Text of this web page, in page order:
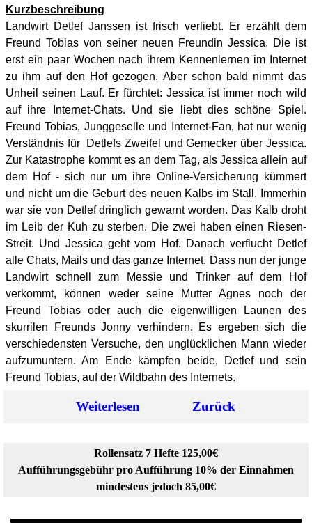
Kurzbeschreibung
Landwirt Detlef Janssen ist frisch verliebt. Er erzählt dem
Freund Tobias von seiner neuen Freundin Jessica. Die ist
erst ein paar Wochen nach ihrem Kennenlernen im Internet
zu ihm auf den Hof gezogen. Aber schon bald nimmt das
Unheil seinen Lauf. Er fürchtet: Jessica ist immer noch wild
auf ihre Internet-Chats. Und sie liebt dies schöne Spiel.
Freund Tobias, Junggeselle und Internet-Fan, hat nur wenig
Verständnis für Detlefs Zweifel und Gemecker über Jessica.
Zur Katastrophe kommt es an dem Tag, als Jessica allein auf
dem Hof - sich nur um ihre Online-Versicherung kümmert
und nicht um die Geburt des neuen Kalbs im Stall. Immerhin
war sie von Detlef dringlich gewarnt worden. Das Kalb droht
im Leib der Kuh zu sterben. Die zwei haben einen Riesen-
Streit. Und Jessica geht vom Hof. Danach verflucht Detlef
alle Chats, Mails und das ganze Internet. Dass nun der junge
Landwirt schnell zum Messie und Trinker auf dem Hof
verkommt, können weder seine Mutter Agnes noch der
Freund Tobias oder auch die eigenwilligen Launen des
skurrilen Freunds Jonny verhindern. Es ergeben sich die
verschiedensten Versuche, den unglücklichen Mann wieder
aufzumuntern. Am Ende kämpfen beide, Detlef und sein
Freund Tobias, auf der Wildbahn des Internets.
Weiterlesen Zurück
Rollensatz 7 Hefte 125,00€
Aufführungsgebühr pro Aufführung 10% der Einnahmen
mindestens jedoch 85,00€